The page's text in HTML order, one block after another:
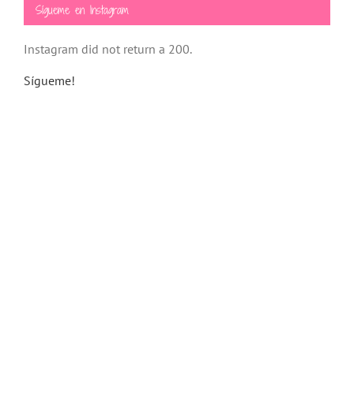
Sígueme en Instagram
Instagram did not return a 200.
Sígueme!